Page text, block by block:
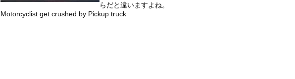
【珍事】サッカーの試合が原因で交通事故が起きてしまう。
らだと違いますよね。
Motorcyclist get crushed by Pickup truck